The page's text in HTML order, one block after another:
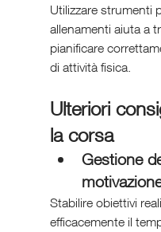
Utilizzare strumenti
allenamenti aiuta a
pianificare
di attività fisica.
Ulteriori
la corsa
Gestione
Stabilire obiettivi
efficacemente il